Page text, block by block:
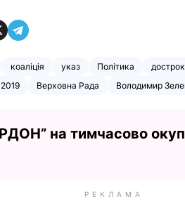
коаліція указ Політика
Верховна Рада Володимир
на тимчасово
РЕКЛАМА